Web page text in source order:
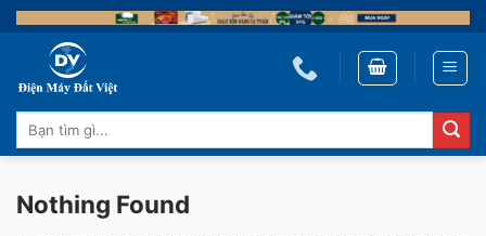
Skip
to
content
Tìm
kiếm:
Nothing Found